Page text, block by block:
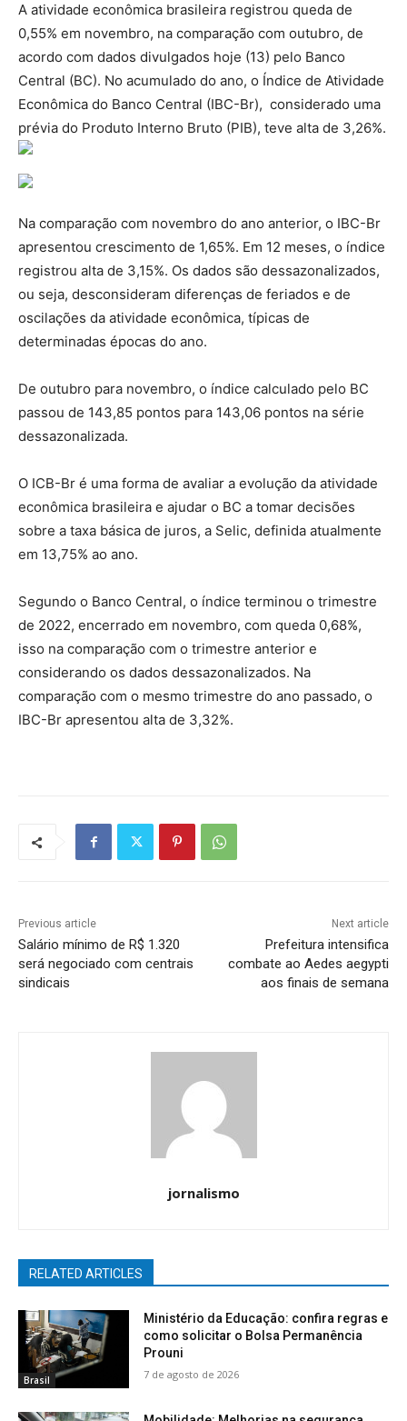
A atividade econômica brasileira registrou queda de
0,55% em novembro, na comparação com outubro, de
acordo com dados divulgados hoje (13) pelo Banco
Central (BC). No acumulado do ano, o Índice de Atividade
Econômica do Banco Central (IBC-Br), considerado uma
prévia do Produto Interno Bruto (PIB), teve alta de 3,26%.
Na comparação com novembro do ano anterior, o IBC-Br
apresentou crescimento de 1,65%. Em 12 meses, o índice
registrou alta de 3,15%. Os dados são dessazonalizados,
ou seja, desconsideram diferenças de feriados e de
oscilações da atividade econômica, típicas de
determinadas épocas do ano.
De outubro para novembro, o índice calculado pelo BC
passou de 143,85 pontos para 143,06 pontos na série
dessazonalizada.
O ICB-Br é uma forma de avaliar a evolução da atividade
econômica brasileira e ajudar o BC a tomar decisões
sobre a taxa básica de juros, a Selic, definida atualmente
em 13,75% ao ano.
Segundo o Banco Central, o índice terminou o trimestre
de 2022, encerrado em novembro, com queda 0,68%,
isso na comparação com o trimestre anterior e
considerando os dados dessazonalizados. Na
comparação com o mesmo trimestre do ano passado, o
IBC-Br apresentou alta de 3,32%.
Previous article
Salário mínimo de R$ 1.320
será negociado com centrais
sindicais
Next article
Prefeitura intensifica
combate ao Aedes aegypti
aos finais de semana
jornalismo
RELATED ARTICLES
Brasil
Ministério da Educação: confira regras e
como solicitar o Bolsa Permanência
Prouni
7 de agosto de 2026